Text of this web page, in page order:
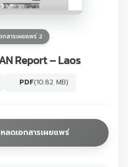
กสารเผยแพร่ 2
Report – Laos
PDF(10.82 MB)
ลดเอกสารเผยแพร่